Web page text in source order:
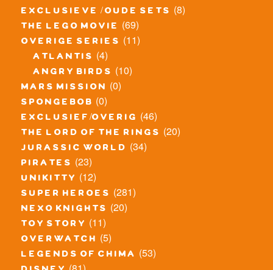
exclusieve / oude sets (8)
the lego movie (69)
overige series (11)
atlantis (4)
angry birds (10)
mars mission (0)
spongebob (0)
exclusief/overig (46)
the lord of the rings (20)
jurassic world (34)
pirates (23)
unikitty (12)
super heroes (281)
nexo knights (20)
toy story (11)
overwatch (5)
legends of chima (53)